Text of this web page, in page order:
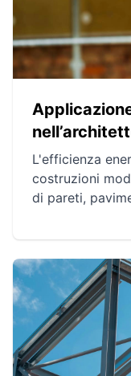
L'efficienza
costruzioni
di pareti,
minerale e
per ottimizzare
approcci
termica
energetiche e